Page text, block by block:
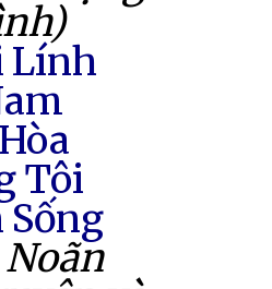
Lính
Tôi